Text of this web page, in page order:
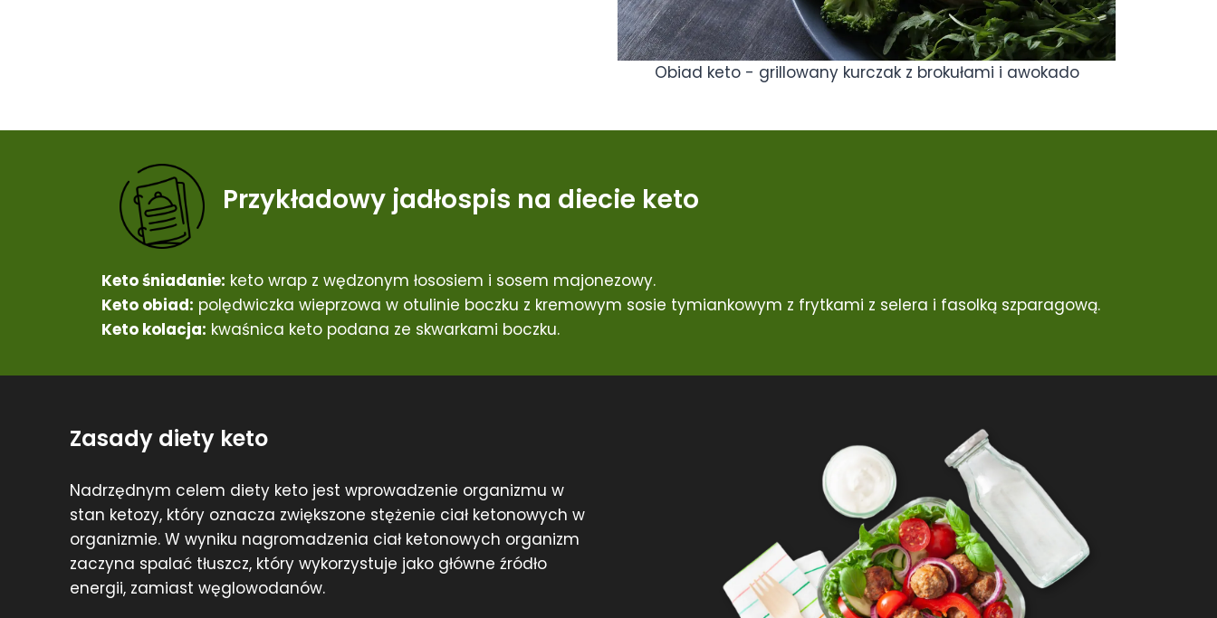
Obiad keto - grillowany kurczak z brokułami i awokado
Przykładowy jadłospis na diecie keto
Keto śniadanie: keto wrap z wędzonym łososiem i sosem majonezowy.
Keto obiad: polędwiczka wieprzowa w otulinie boczku z kremowym sosie tymiankowym z frytkami z selera i fasolką szparagową.
Keto kolacja: kwaśnica keto podana ze skwarkami boczku.
Zasady diety keto
Nadrzędnym celem diety keto jest wprowadzenie organizmu w
stan ketozy, który oznacza zwiększone stężenie ciał ketonowych w
organizmie. W wyniku nagromadzenia ciał ketonowych organizm
zaczyna spalać tłuszcz, który wykorzystuje jako główne źródło
energii, zamiast węglowodanów.